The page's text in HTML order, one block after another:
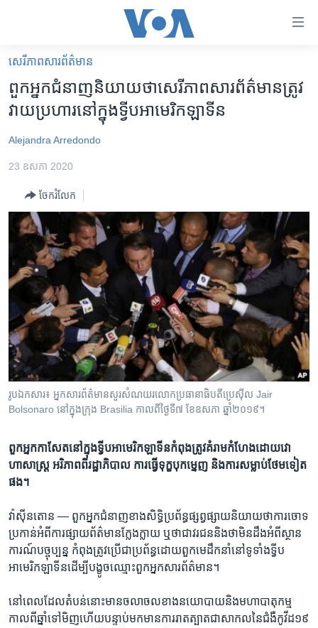
គេហទំព័រ​
ទាក់ទង
រំលង​
និង​
ទំព័រ​
រំលង​
ចូល​
ទៅ​
ទំព័រ​
រចនា
សម្ព័ន្ធ​
រំលង​
និង​
ទៅ​
ស្វែង​
អន្តរជាតិ
កម្ពុជាច្នៃប្រតិដ្ឋ
ព្រឹត្តិការណ៍ព័ត៌មាន
ទូរទស្សន៍ / វីដេអូ​
វិទ្យុ / ផតខាសថ៍
កម្មវិធីទាំងអស់
Khmer English
បណ្តាញ​សង្គម
ភាសា
សេរីភាពសារព័ត៌មាន
ពួក​​​អ្នក​ជំនាញ​និយាយ​ថា​សេរីភាព​សារព័ត៌មាន​ត្រូវ​
វាយ​ប្រហារ​នៅ​ក្នុង​ទ្វីប​អាមេរិក​ឡាទីន
Alejandra Arredondo
23 ឧសភា 2020
ចែករំលែក
រូប​ឯកសារ៖ អ្នក​សារព័ត៌មាន​សួរ​សំណយរ​លោក​ប្រធានាធិបតី​ប្រេស៊ីល Jair
Bolsonaro នៅ​ក្នុង​ក្រុង Brasilia កាលពី​ថ្ងៃទី៧ ខែឧសភា ឆ្នាំ២០១៩។
ពួក​អ្នក​កាសែត​នៅ​ក្នុង​ទ្វីប​អាមេរិក​ឡាទីន​​កំពុង​ត្រូវ​គំរាម​កំហែង​​ដោយ​​វោ
ហាសាស្ត្រ ​​ អរិភាព​ពី​រដ្ឋាភិបាល ការ​ធ្វើ​ទុក្ខ​បុក​ម្នេញ​ និង​ការ​សម្លាប់​ថែម​ទៀត​
ផង។​
វ៉ាស៊ីនតោន — ពួក​អ្នក​ជំនាញ​ខាង​សិទ្ធិ​ប្រព័ន្ធ​ផ្សព្វផ្សាយនិយាយ​ថា​ការ​ចោទ​
ប្រកាន់​អំពី​ការ​ផ្សាយ​ព័ត៌មាន​ក្លែង​ក្លាយ​ ឬ​ថា​ជា​វរជន​និង​ថា​មិន​ដឹង​អំពី​ស្ថាន
ការណ៍​បច្ចុប្បន្ន​ កំពុង​ត្រូវ​ប្រើ​ជា​ប្រព័ន្ធដោយ​ពួក​មេដឹក​នាំនៅ​ទូទាំង​ទ្វីប​
អាមេរិក​ឡាទីន​ដើម្បី​បង្ខូច​ឈ្មោះ​ពួក​អ្នក​សារព័ត៌មាន។
នៅ​ពេល​ដែល​តំបន់​នោះ​មាន​ចលាចលខាង​នយោបាយ​និង​មហា​បាតុកម្ម​
កាល​ពី​ឆ្នាំ​ទៅ​មិញ​ហើយ​បន្ទាប់​មក​មានការរាតត្បាត​ជា​សាកល​នៃ​ជំងឺ​កូវីដ១៩​